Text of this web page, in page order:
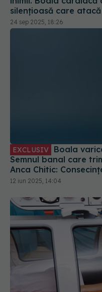
silențioasă care
24 sep 2025, 18:26
EXCLUSIV Boala varicoasă, simptome și cauze.
Semnul banal care
Anca Chitic:
12 iun 2025, 14:04